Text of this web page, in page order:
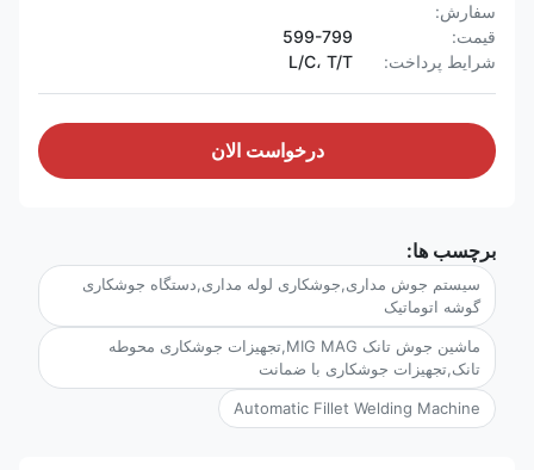
سفارش:
قیمت:
599-799
شرایط پرداخت:
L/C، T/T
درخواست الان
برچسب ها:
سیستم جوش مداری,جوشکاری لوله مداری,دستگاه جوشکاری
گوشه اتوماتیک
ماشین جوش تانک MIG MAG,تجهیزات جوشکاری محوطه
تانک,تجهیزات جوشکاری با ضمانت
Automatic Fillet Welding Machine